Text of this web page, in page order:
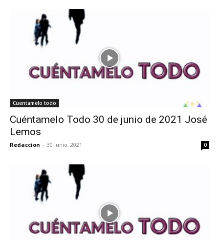
Cuentamelo todo
Cuéntamelo Todo 30 de junio de 2021 José
Lemos
Redaccion - 30 junio, 2021 0